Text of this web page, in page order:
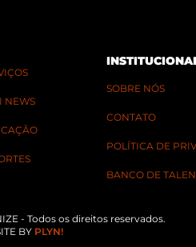
NEWS
SOBRE NÓS
CONTATO
POLÍTICA DE
BANCO DE
- Todos os direitos reservados.
BY PLYN!